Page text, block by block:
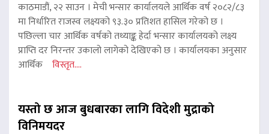
काठमाडौं, २२ साउन । मेची भन्सार कार्यालयले आर्थिक वर्ष २०८२/८३
मा निर्धारित राजस्व लक्ष्यको ९३.३० प्रतिशत हासिल गरेको छ ।
पछिल्ला चार आर्थिक वर्षको तथ्याङ्क हेर्दा भन्सार कार्यालयको लक्ष्य
प्राप्ति दर निरन्तर उकालो लागेको देखिएको छ । कार्यालयका अनुसार
आर्थिक विस्तृत....
यस्तो छ आज बुधबारका लागि विदेशी मुद्राको
विनिमयदर